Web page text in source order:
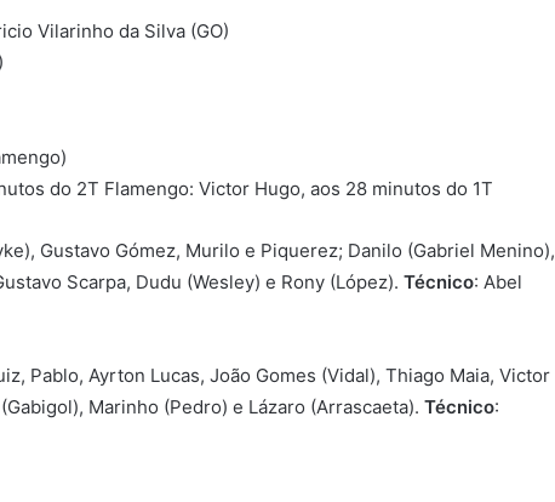
Vilarinho da Silva (GO)
do 2T Flamengo: Victor Hugo, aos 28 minutos do 1T
Gustavo Gómez, Murilo e Piquerez; Danilo (Gabriel Menino),
Scarpa, Dudu (Wesley) e Rony (López). Técnico: Abel
Pablo, Ayrton Lucas, João Gomes (Vidal), Thiago Maia, Victor
Marinho (Pedro) e Lázaro (Arrascaeta). Técnico: